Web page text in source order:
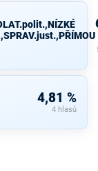
4,81 %
4 hlasů